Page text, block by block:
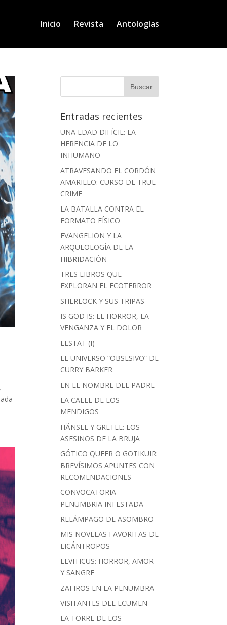
Inicio Revista Antologías
Entradas recientes
UNA EDAD DIFÍCIL: LA
HERENCIA DE LO
INHUMANO
ATRAVESANDO EL CORDÓN
AMARILLO: CURSO DE TRUE
CRIME
LA BATALLA CONTRA EL
FORMATO FÍSICO
EVANGELION Y LA
ARQUEOLOGÍA DE LA
HIBRIDACIÓN
TRES LIBROS QUE
EXPLORAN EL ECOTERROR
SHERLOCK Y SUS TRIPAS
IS GOD IS: EL HORROR, LA
VENGANZA Y EL DOLOR
LESTAT (I)
EL UNIVERSO “OBSESIVO” DE
CURRY BARKER
EN EL NOMBRE DEL PADRE
LA CALLE DE LOS
MENDIGOS
HÄNSEL Y GRETEL: LOS
ASESINOS DE LA BRUJA
GÓTICO QUEER O GOTIKUIR:
BREVÍSIMOS APUNTES CON
RECOMENDACIONES
CONVOCATORIA –
PENUMBRIA INFESTADA
RELÁMPAGO DE ASOMBRO
MIS NOVELAS FAVORITAS DE
LICÁNTROPOS
LEVITICUS: HORROR, AMOR
Y SANGRE
ZAFIROS EN LA PENUMBRA
VISITANTES DEL ECUMEN
LA TORRE DE LOS